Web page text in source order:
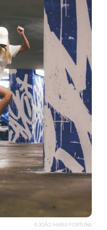
© JOÃO MARIA FORTUNA